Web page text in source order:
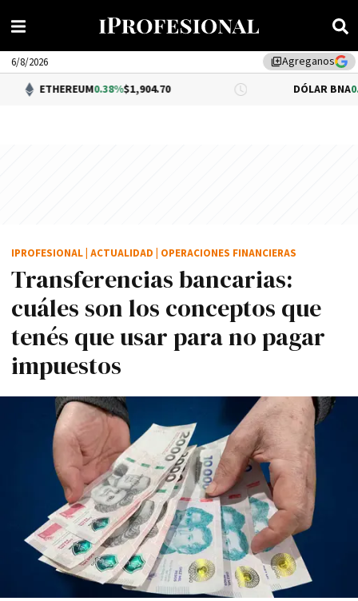
library_addAgreganos
6/8/2026
0.38%$1,904.70 DÓLAR BNA 0.34%
Transferencias bancarias:
cuáles son los conceptos que
tenés que usar para no pagar
impuestos
IPROFESIONAL ACTUALIDAD OPERACIONES FINANCIERAS